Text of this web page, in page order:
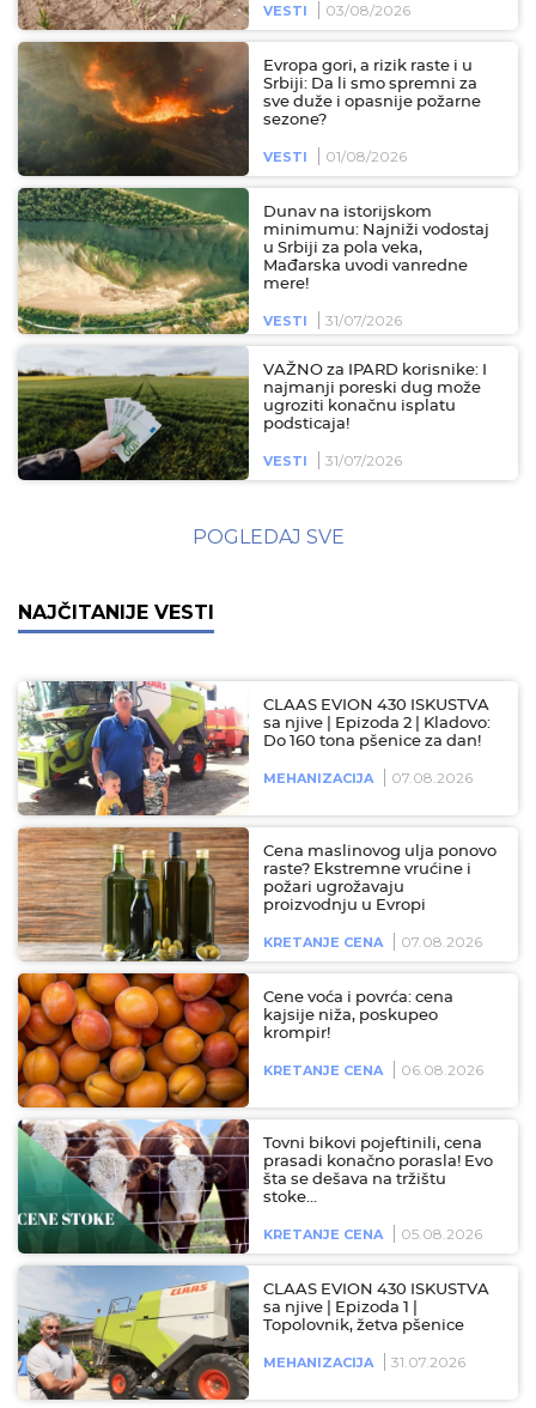
VESTI 03/08/2026
Evropa gori, a rizik raste i u
Srbiji: Da li smo spremni za
sve duže i opasnije požarne
sezone?
VESTI 01/08/2026
Dunav na istorijskom
minimumu: Najniži vodostaj
u Srbiji za pola veka,
Mađarska uvodi vanredne
mere!
VESTI 31/07/2026
VAŽNO za IPARD korisnike: I
najmanji poreski dug može
ugroziti konačnu isplatu
podsticaja!
VESTI 31/07/2026
POGLEDAJ SVE
NAJČITANIJE VESTI
CLAAS EVION 430 ISKUSTVA
sa njive | Epizoda 2 | Kladovo:
Do 160 tona pšenice za dan!
MEHANIZACIJA 07.08.2026
Cena maslinovog ulja ponovo
raste? Ekstremne vrućine i
požari ugrožavaju
proizvodnju u Evropi
KRETANJE CENA 07.08.2026
Cene voća i povrća: cena
kajsije niža, poskupeo
krompir!
KRETANJE CENA 06.08.2026
Tovni bikovi pojeftinili, cena
prasadi konačno porasla! Evo
šta se dešava na tržištu
stoke…
KRETANJE CENA 05.08.2026
CLAAS EVION 430 ISKUSTVA
sa njive | Epizoda 1 |
Topolovnik, žetva pšenice
MEHANIZACIJA 31.07.2026